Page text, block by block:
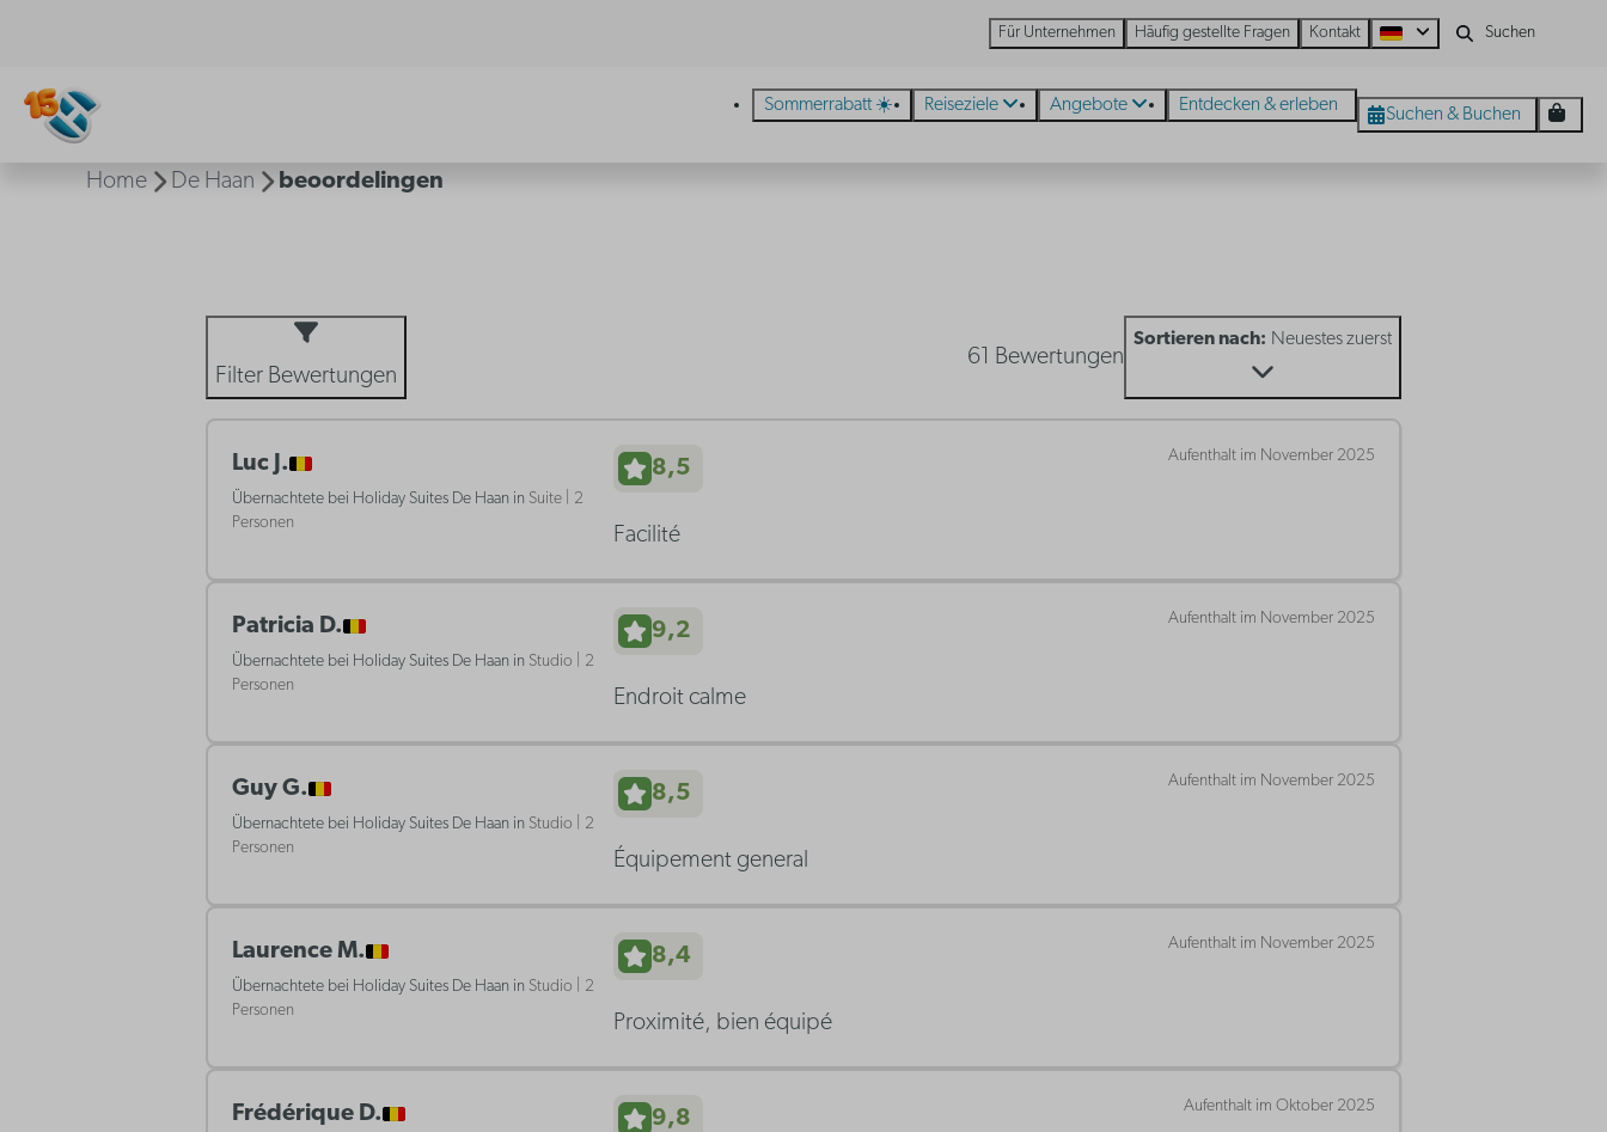
Für Unternehmen Häufig gestellte Fragen Kontakt
Sommerrabatt ☀️ Reiseziele Angebote Entdecken & erleben Suchen & Buchen
Home De Haan beoordelingen
Filter Bewertungen
61 Bewertungen
Sortieren nach: Neuestes zuerst
Luc J.
Übernachtete bei Holiday Suites De Haan in Suite | 2
Personen
8,5
Aufenthalt im November 2025
Facilité
Patricia D.
Übernachtete bei Holiday Suites De Haan in Studio | 2
Personen
9,2
Aufenthalt im November 2025
Endroit calme
Guy G.
Übernachtete bei Holiday Suites De Haan in Studio | 2
Personen
8,5
Aufenthalt im November 2025
Équipement general
Laurence M.
Übernachtete bei Holiday Suites De Haan in Studio | 2
Personen
8,4
Aufenthalt im November 2025
Proximité, bien équipé
Frédérique D. 9,8
Aufenthalt im Oktober 2025